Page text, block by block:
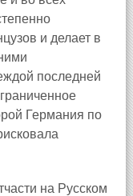
и делает в
последней
Германия по
на Русском